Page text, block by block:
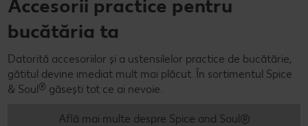
Accesorii practice pentru
bucătăria ta
Datorită accesoriilor și a ustensilelor practice de bucătărie,
gătitul devine imediat mult mai plăcut. În sortimentul Spice
& Soul® găsești tot ce ai nevoie.
Află mai multe despre Spice and Soul®